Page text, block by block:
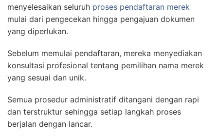
menyelesaikan seluruh proses pendaftaran merek
mulai dari pengecekan hingga pengajuan dokumen
yang diperlukan.
Sebelum memulai pendaftaran, mereka menyediakan
konsultasi profesional tentang pemilihan nama merek
yang sesuai dan unik.
Semua prosedur administratif ditangani dengan rapi
dan terstruktur sehingga setiap langkah proses
berjalan dengan lancar.